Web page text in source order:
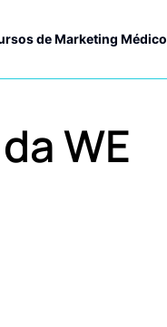
de Marketing Médico
WE